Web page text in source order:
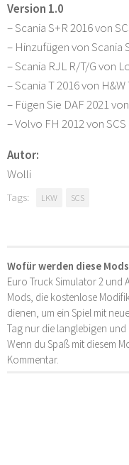
Version 1.0
– Scania S+R 2016 von
– Hinzufügen von Scania
– Scania RJL R/T/G von
– Scania T 2016 von
– Fügen Sie DAF 2021
– Volvo FH 2012 von
Autor:
Wolli
Tags: LKW SCS
Wofür werden diese
Euro Truck Simulator 2 und
Mods, die kostenlose
dienen, um ein Spiel mit
Tag nur die langlebigen und
Wenn du Spaß mit diesem
Kommentar.